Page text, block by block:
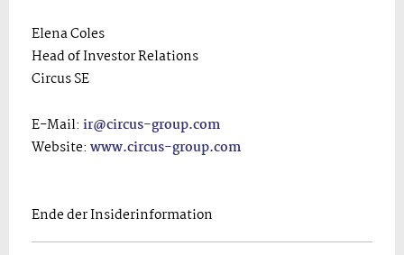
Elena Coles
Head of Investor Relations
Circus SE
E-Mail: ir@circus-group.com
Website: www.circus-group.com
Ende der Insiderinformation